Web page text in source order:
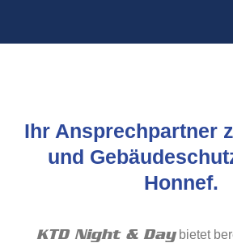
Ihr Ansprechpartner
und
Honnef.
KTD Night & Daybietet